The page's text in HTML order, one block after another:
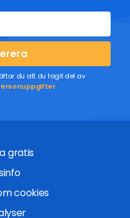
du att du tagit del av
gratis
cookies